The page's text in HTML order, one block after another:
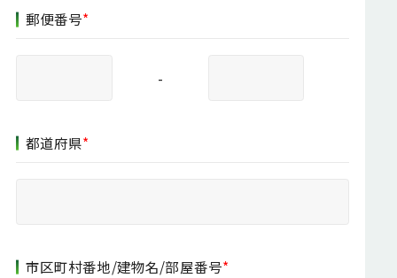
郵便番号*
-
都道府県*
市区町村番地/建物名/部屋番号*